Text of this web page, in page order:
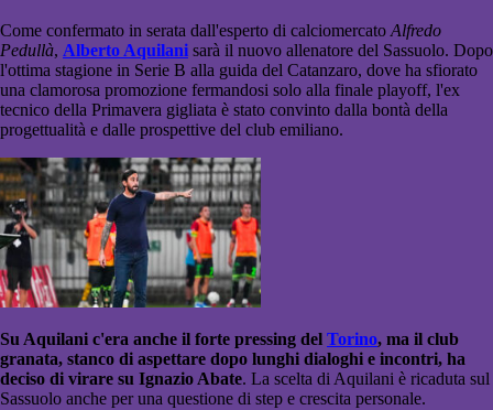
Come confermato in serata dall'esperto di calciomercato Alfredo
Pedullà, Alberto Aquilani sarà il nuovo allenatore del Sassuolo. Dopo
l'ottima stagione in Serie B alla guida del Catanzaro, dove ha sfiorato
una clamorosa promozione fermandosi solo alla finale playoff, l'ex
tecnico della Primavera gigliata è stato convinto dalla bontà della
progettualità e dalle prospettive del club emiliano.
Su Aquilani c'era anche il forte pressing del Torino, ma il club
granata, stanco di aspettare dopo lunghi dialoghi e incontri, ha
deciso di virare su Ignazio Abate. La scelta di Aquilani è ricaduta sul
Sassuolo anche per una questione di step e crescita personale.